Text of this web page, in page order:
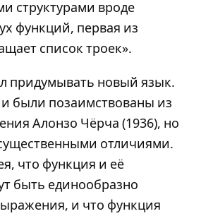
структурами вроде
функций, первая из
список троек».
придумывать новый язык.
были позаимствованы из
Алонзо Чёрча (1936), но
отличиями.
что функция и её
быть единообразно
и что функция